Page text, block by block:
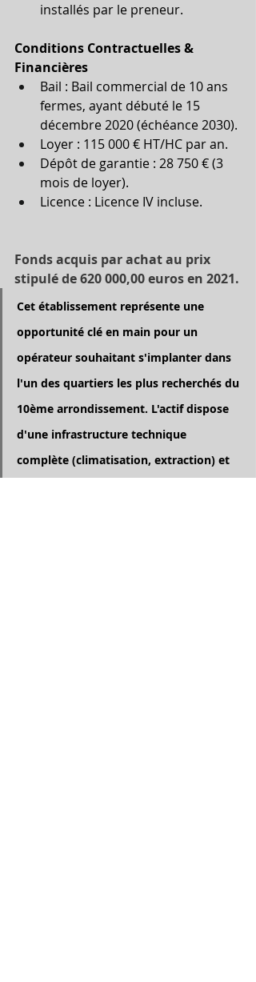
installés par le preneur.
Conditions Contractuelles &
Financières
Bail : Bail commercial de 10 ans
fermes, ayant débuté le 15
décembre 2020 (échéance 2030).
Loyer : 115 000 € HT/HC par an.
Dépôt de garantie : 28 750 € (3
mois de loyer).
Licence : Licence IV incluse.
Fonds acquis par achat au prix
stipulé de 620 000,00 euros en 2021.
Cet établissement représente une
opportunité clé en main pour un
opérateur souhaitant s'implanter dans
l'un des quartiers les plus recherchés du
10ème arrondissement. L'actif dispose
d'une infrastructure technique
complète (climatisation, extraction) et